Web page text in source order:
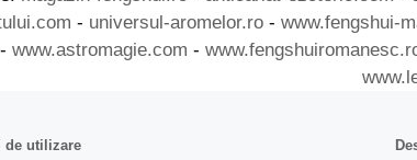
- universul-aromelor.ro- www.fengshui-
- www.astromagie.com -
de utilizare